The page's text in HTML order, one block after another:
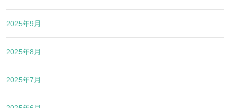
2025年9月
2025年8月
2025年7月